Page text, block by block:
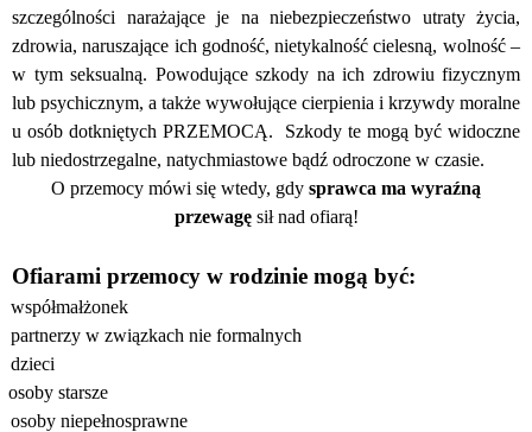
szczególności narażające je na niebezpieczeństwo utraty życia,
zdrowia, naruszające ich godność, nietykalność cielesną, wolność –
w tym seksualną. Powodujące szkody na ich zdrowiu fizycznym
lub psychicznym, a także wywołujące cierpienia i krzywdy moralne
u osób dotkniętych PRZEMOCĄ.
Szkody te mogą być widoczne
lub niedostrzegalne, natychmiastowe bądź odroczone w czasie.
O przemocy mówi się wtedy, gdy sprawca ma wyraźną
przewagęsił nad ofiarą!
Ofiarami przemocy w rodzinie mogą być:
współmałżonek
partnerzy w związkach nie formalnych
dzieci
osoby starsze
osoby niepełnosprawne